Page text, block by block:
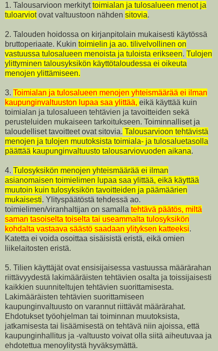
1. Talousarvioon merkityttoimialan ja tulosalueen menot ja
tuloarviotovat valtuustoon nähden sitovia.
2. Talouden hoidossa on kirjanpitolain mukaisesti käytössä
bruttoperiaate. Kukin toimielin ja ao. tilivelvollinen on
vastuussa tulosalueen menoista ja tuloista erikseen. Tulojen
ylittyminen talousyksikön käyttötaloudessa ei oikeuta
menojen ylittämiseen.
3. Toimialan ja tulosalueen menojen yhteismäärää ei ilman
kaupunginvaltuuston lupaa saa ylittää, eikä käyttää kuin
toimialan ja tulosalueen tehtävien ja tavoitteiden sekä
perusteluiden mukaiseen tarkoitukseen. Toiminnalliset ja
taloudelliset tavoitteet ovat sitovia. Talousarvioon tehtävistä
menojen ja tulojen muutoksista toimiala- ja tulosaluetasolla
päättää kaupunginvaltuusto talousarviovuoden aikana.
4. Tulosyksikön menojen yhteismäärää ei ilman
asianomaisen toimielimen lupaa saa ylittää, eikä käyttää
muutoin kuin tulosyksikön tavoitteiden ja päämäärien
mukaisesti. Ylityspäätöstä tehdessä ao.
toimielimen/viranhaltijan on samalla tehtävä päätös, miltä
saman tasoiselta toiselta tai useammalta tulosyksikön
kohdalta vastaava säästö saadaan ylityksen katteeksi.
Katetta ei voida osoittaa sisäisistä eristä, eikä omien
liikelaitosten eristä.
5. Tilien käyttäjät ovat ensisijaisessa vastuussa määrärahan
riittävyydestä lakimääräisten tehtävien osalta ja toissijaisesti
kaikkien suunniteltujen tehtävien suorittamisesta.
Lakimääräisten tehtävien suorittamiseen
kaupunginvaltuusto on varannut riittävät määrärahat.
Ehdotukset työohjelman tai toiminnan muutoksista,
jatkamisesta tai lisäämisestä on tehtävä niin ajoissa, että
kaupunginhallitus ja -valtuusto voivat olla siitä aiheutuvaa ja
ehdotettua menoylitystä hyväksymättä.